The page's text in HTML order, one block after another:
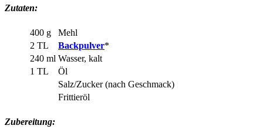
Zutaten:
400 g
Mehl
2 TL
Backpulver*
240 ml Wasser, kalt
1 TL
Öl
Salz/Zucker (nach Geschmack)
Frittieröl
Zubereitung: